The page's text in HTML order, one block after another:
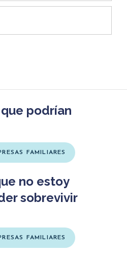
podrían
FAMILIARES
no estoy
sobrevivir
FAMILIARES